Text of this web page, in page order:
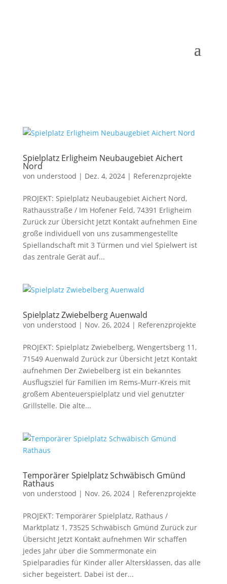
Spielplatz Erligheim Neubaugebiet Aichert
Nord
von understood | Dez. 4, 2024| Referenzprojekte
PROJEKT: Spielplatz Neubaugebiet Aichert Nord,
Rathausstraße / Im Hofener Feld, 74391 Erligheim
Zurück zur Übersicht Jetzt Kontakt aufnehmen Eine
große individuell von uns zusammengestellte
Spiellandschaft mit 3 Türmen und viel Spielwert ist
das zentrale Gerät auf...
Spielplatz Zwiebelberg Auenwald
von understood | Nov. 26, 2024| Referenzprojekte
PROJEKT: Spielplatz Zwiebelberg, Wengertsberg 11,
71549 Auenwald Zurück zur Übersicht Jetzt Kontakt
aufnehmen Der Zwiebelberg ist ein bekanntes
Ausflugsziel für Familien im Rems-Murr-Kreis mit
großem Abenteuerspielplatz und viel genutzter
Grillstelle. Die alte...
Temporärer Spielplatz Schwäbisch Gmünd
Rathaus
von understood | Nov. 26, 2024| Referenzprojekte
PROJEKT: Temporärer Spielplatz, Rathaus /
Marktplatz 1, 73525 Schwäbisch Gmünd Zurück zur
Übersicht Jetzt Kontakt aufnehmen Wir schaffen
jedes Jahr über die Sommermonate ein
Spielparadies für Kinder aller Altersklassen, das alle
sicher begeistert. Dabei ist der...